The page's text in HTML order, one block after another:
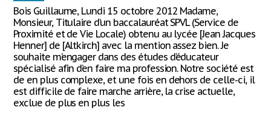
Bois Guillaume, Lundi 15 octobre 2012 Madame,
Monsieur, Titulaire d’un baccalauréat SPVL (Service de
Proximité et de Vie Locale) obtenu au lycée [Jean Jacques
Henner] de [Altkirch] avec la mention assez bien. Je
souhaite m’engager dans des études d’éducateur
spécialisé afin d’en faire ma profession. Notre société est
de en plus complexe, et une fois en dehors de celle-ci, il
est difficile de faire marche arrière, la crise actuelle,
exclue de plus en plus les